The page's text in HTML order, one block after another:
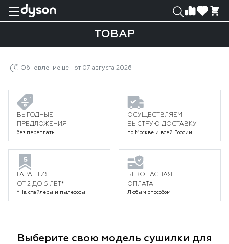
ТОВАР
Обновление цен от 07 августа 2026
ВЫГОДНЫЕ
ПРЕДЛОЖЕНИЯ
без переплаты
ОСУЩЕСТВЛЯЕМ
БЫСТРУЮ ДОСТАВКУ
по Москве и всей России
ГАРАНТИЯ
ОТ 2 ДО 5 ЛЕТ*
*На стайлеры и пылесосы
БЕЗОПАСНАЯ
ОПЛАТА
Любым способом
Выберите свою модель сушилки для